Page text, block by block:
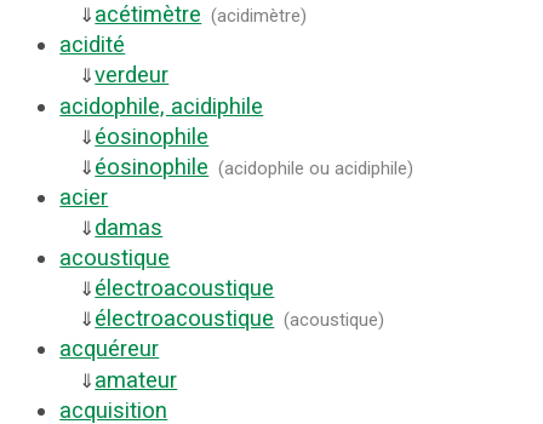
⇓ acétimètre (acidimètre)
acidité
⇓verdeur
acidophile, acidiphile
⇓ éosinophile
⇓ éosinophile (acidophile ou acidiphile)
acier
⇓ damas
acoustique
⇓ électroacoustique
⇓ électroacoustique (acoustique)
acquéreur
⇓ amateur
acquisition